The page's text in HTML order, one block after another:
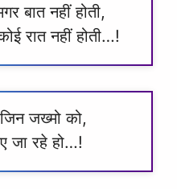
बात नहीं होती,
रात नहीं होती…!
जख्मो को,
जा रहे हो…!